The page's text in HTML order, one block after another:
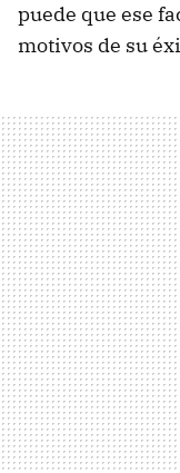
puede que ese
motivos de su